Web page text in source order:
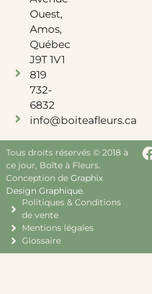
Ouest,
Amos,
Québec
J9T 1V1
819
732-
6832
info@boiteafleurs.ca
Tous droits réservés © 2018 à
ce jour, Boîte à Fleurs.
Conception de Graphix
Design Graphique.
Politiques & Conditions
de vente
Mentions légales
Glossaire